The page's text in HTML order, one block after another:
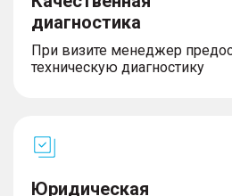
диагностика
При визите менеджер
техническую диагностику
Юридическая